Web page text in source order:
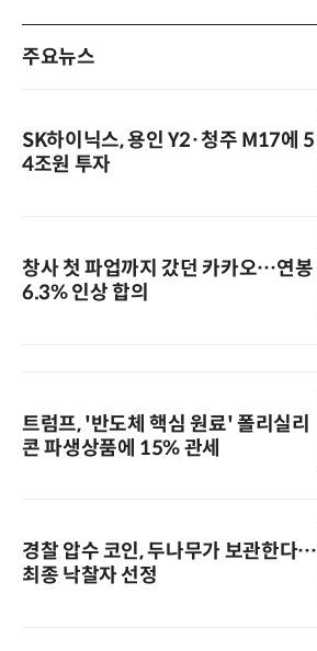
주요뉴스
SK하이닉스, 용인 Y2·청주 M17에 5
4조원 투자
창사 첫 파업까지 갔던 카카오…연봉
6.3% 인상 합의
트럼프, '반도체 핵심 원료' 폴리실리
콘 파생상품에 15% 관세
경찰 압수 코인, 두나무가 보관한다…
최종 낙찰자 선정